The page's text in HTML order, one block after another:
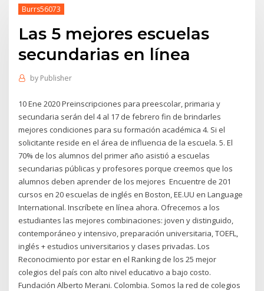
Burrs56073
Las 5 mejores escuelas
secundarias en línea
by Publisher
10 Ene 2020 Preinscripciones para preescolar, primaria y
secundaria serán del 4 al 17 de febrero fin de brindarles
mejores condiciones para su formación académica 4. Si el
solicitante reside en el área de influencia de la escuela. 5. El
70% de los alumnos del primer año asistió a escuelas
secundarias públicas y profesores porque creemos que los
alumnos deben aprender de los mejores Encuentre de 201
cursos en 20 escuelas de inglés en Boston, EE.UU en Language
International. Inscríbete en línea ahora. Ofrecemos a los
estudiantes las mejores combinaciones: joven y distinguido,
contemporáneo y intensivo, preparación universitaria, TOEFL,
inglés + estudios universitarios y clases privadas. Los
Reconocimiento por estar en el Ranking de los 25 mejor
colegios del país con alto nivel educativo a bajo costo.
Fundación Alberto Merani. Colombia. Somos la red de colegios